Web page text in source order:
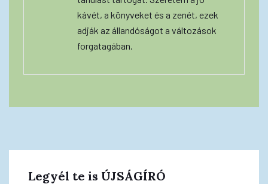
kávét, a könyveket és a zenét, ezek
adják az állandóságot a változások
forgatagában.
Legyél te is ÚJSÁGÍRÓ